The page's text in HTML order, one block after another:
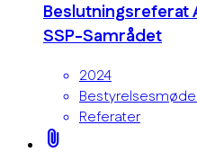
Beslutningsreferat
SSP-Samrådet
2024
Referater
attach_file